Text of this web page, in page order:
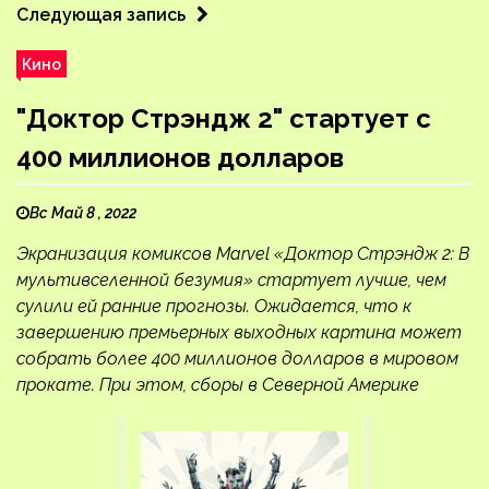
Следующая запись
Кино
"Доктор Стрэндж 2" стартует с
400 миллионов долларов
Вс Май 8 , 2022
Экранизация комиксов Marvel «Доктор Стрэндж 2: В
мультивселенной безумия» стартует лучше, чем
сулили ей ранние прогнозы. Ожидается, что к
завершению премьерных выходных картина может
собрать более 400 миллионов долларов в мировом
прокате. При этом, сборы в Северной Америке